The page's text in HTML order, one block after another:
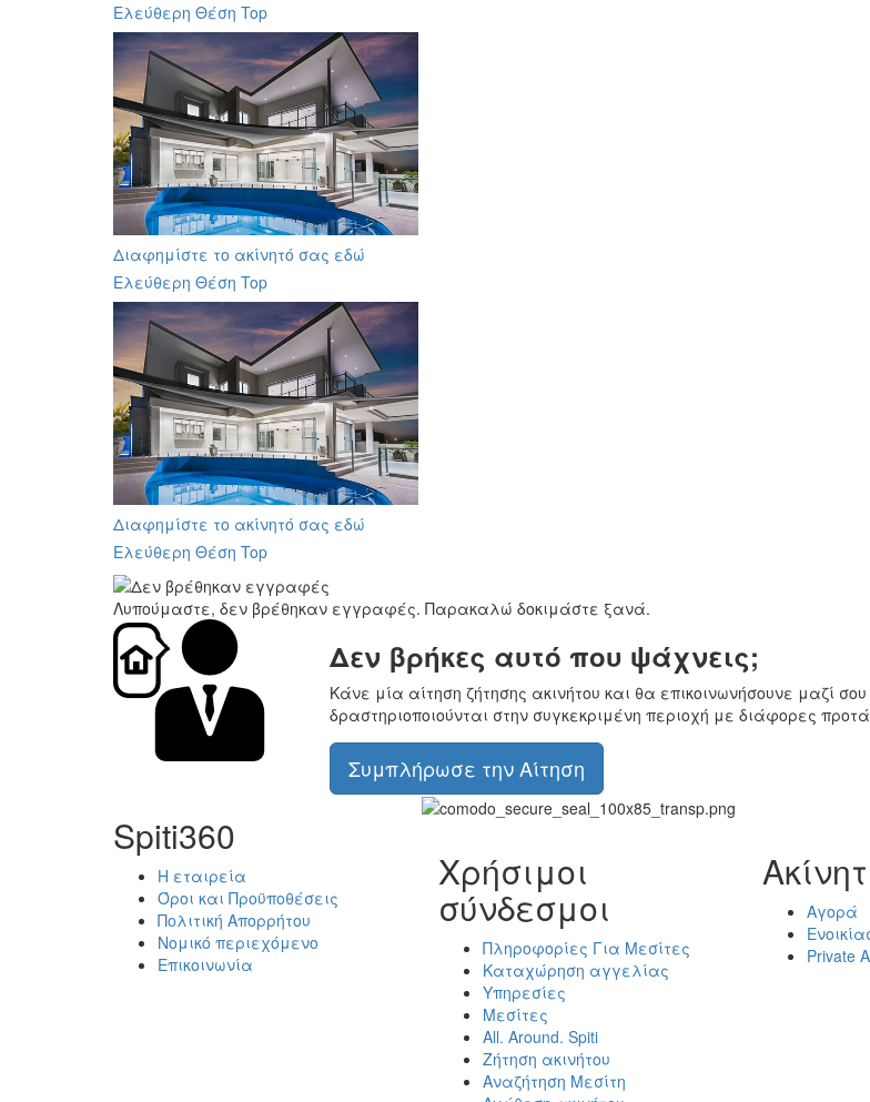
Ελεύθερη Θέση Top
Διαφημίστε το ακίνητό σας εδώ
Ελεύθερη Θέση Top
Διαφημίστε το ακίνητό σας εδώ
Ελεύθερη Θέση Top
Λυπούμαστε, δεν βρέθηκαν εγγραφές. Παρακαλώ δοκιμάστε ξανά.
Δεν βρήκες αυτό που ψάχνεις;
Κάνε μία αίτηση ζήτησης ακινήτου και θα επικοινωνήσουνε μαζί
δραστηριοποιούνται στην συγκεκριμένη περιοχή με διάφορες
Συμπλήρωσε την Αίτηση
Spiti360
Η εταιρεία
Όροι και Προϋποθέσεις
Πολιτική Απορρήτου
Νομικό περιεχόμενο
Επικοινωνία
Χρήσιμοι
σύνδεσμοι
Πληροφορίες Για Μεσίτες
Καταχώρηση αγγελίας
Υπηρεσίες
Μεσίτες
All. Around. Spiti
Ζήτηση ακινήτου
Αναζήτηση Μεσίτη
Αγορά
Private